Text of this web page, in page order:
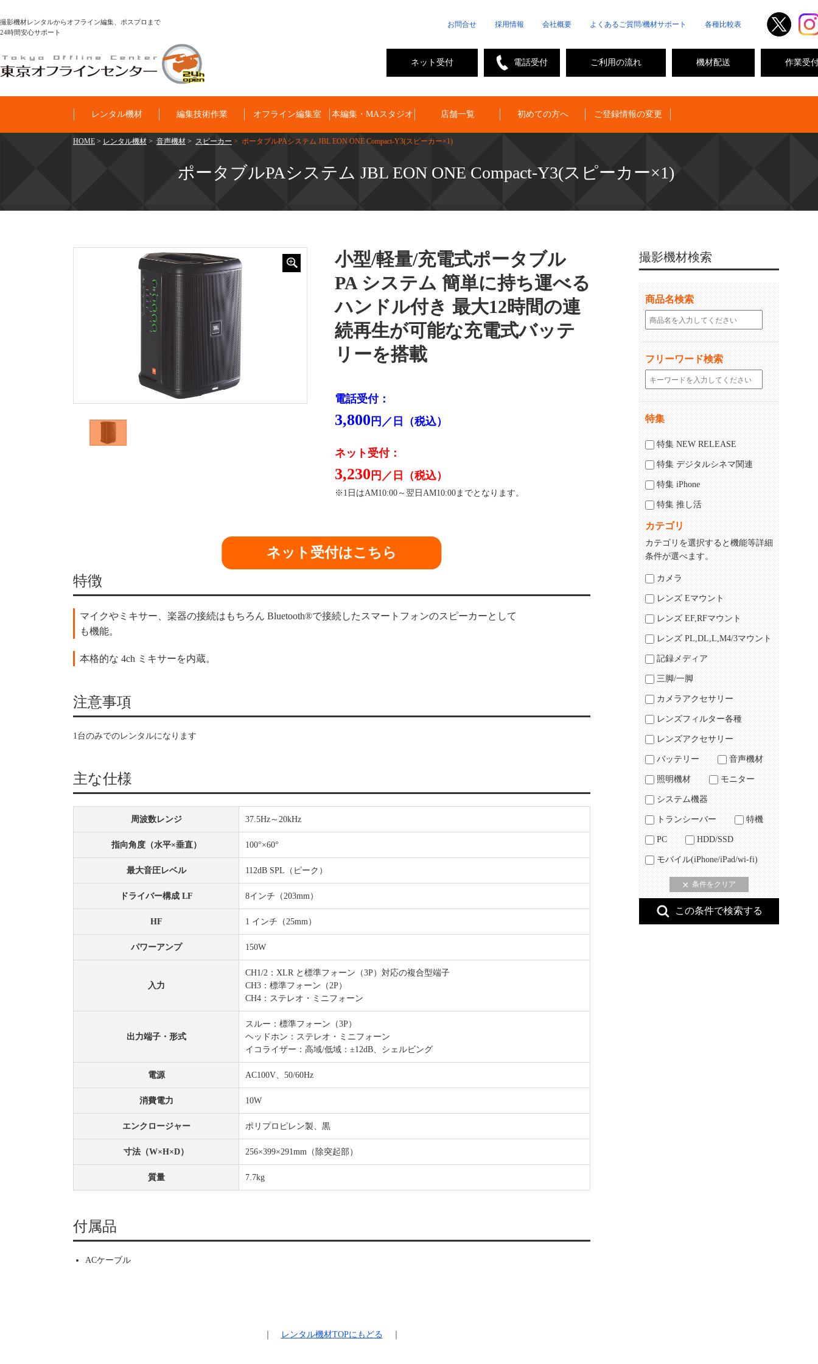
撮影機材レンタルからオフライン編集、ポスプロまで
24時間安心サポート
お問合せ 採用情報 会社概要 よくあるご質問/機材サポート 各種比較表
作業受
機材配送
ご利用の流れ
電話受付
ネット受付
レンタル機材 編集技術作業 オフライン編集室 本編集・MAスタジオ 店舗一覧 初めての方へ ご登録情報の変更
HOME > レンタル機材 > 音声機材 > スピーカー > ポータブルPAシステム JBL EON ONE Compact-Y3(スピーカー×1)
ポータブルPAシステム JBL EON ONE Compact-Y3(スピーカー×1)
小型/軽量/充電式ポータブル
PA システム 簡単に持ち運べる
ハンドル付き 最大12時間の連
続再生が可能な充電式バッテ
リーを搭載
電話受付：
3,800 円／日（税込）
ネット受付：
3,230 円／日（税込）
※1日はAM10:00～翌日AM10:00までとなります。
ネット受付はこちら
特徴
マイクやミキサー、楽器の接続はもちろん Bluetooth®で接続したスマートフォンのスピーカーとして
も機能。
本格的な 4ch ミキサーを内蔵。
注意事項
1台のみでのレンタルになります
主な仕様
周波数レンジ 37.5Hz～20kHz
指向角度（水平×垂直） 100°×60°
最大音圧レベル 112dB SPL（ピーク）
ドライバー構成 LF 8インチ（203mm）
HF 1 インチ（25mm）
パワーアンプ 150W
入力
CH1/2：XLR と標準フォーン（3P）対応の複合型端子
CH3：標準フォーン（2P）
CH4：ステレオ・ミニフォーン
出力端子・形式
スルー：標準フォーン（3P）
ヘッドホン：ステレオ・ミニフォーン
イコライザー：高域/低域：±12dB、シェルビング
電源 AC100V、50/60Hz
消費電力 10W
エンクロージャー ポリプロピレン製、黒
寸法（W×H×D） 256×399×291mm（除突起部）
質量 7.7kg
付属品
ACケーブル
レンタル機材TOPにもどる
撮影機材検索
商品名検索
フリーワード検索
特集
特集 NEW RELEASE
特集 デジタルシネマ関連
特集 iPhone
特集 推し活
カテゴリ
カテゴリを選択すると機能等詳細
条件が選べます。
カメラ
レンズ Eマウント
レンズ EF,RFマウント
レンズ PL,DL,L,M4/3マウント
記録メディア
三脚/一脚
カメラアクセサリー
レンズフィルター各種
レンズアクセサリー
バッテリー 音声機材
照明機材 モニター
システム機器
トランシーバー 特機
PC HDD/SSD
モバイル(iPhone/iPad/wi-fi)